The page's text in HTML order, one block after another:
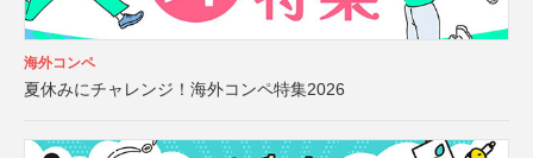
海外コンペ
夏休みにチャレンジ！海外コンペ特集2026